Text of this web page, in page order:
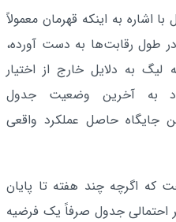
اشاره به اینکه قهرمان معمولاً
طول رقابت‌ها به دست آورده،
به دلایل خارج از اختیار
به آخرین وضعیت جدول
جایگاه حاصل عملکرد واقعی
که اگرچه چند هفته تا پایان
احتمالی جدول صرفاً یک فرضیه